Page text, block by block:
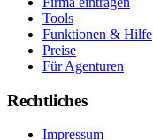
Tools
Funktionen & Hilfe
Preise
Für Agenturen
Rechtliches
Impressum